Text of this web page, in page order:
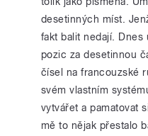
desetinných míst.
fakt balit nedají. Dnes
pozic za desetinnou
čísel na francouzské
svém vlastním
vytvářet a pamatovat
mě to nějak přestalo